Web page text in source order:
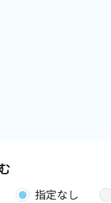
指定なし